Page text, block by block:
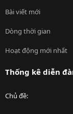
Bài viết mới
Dòng thời gian
Hoạt động mới nhất
Thống kê diễn
Chủ đề